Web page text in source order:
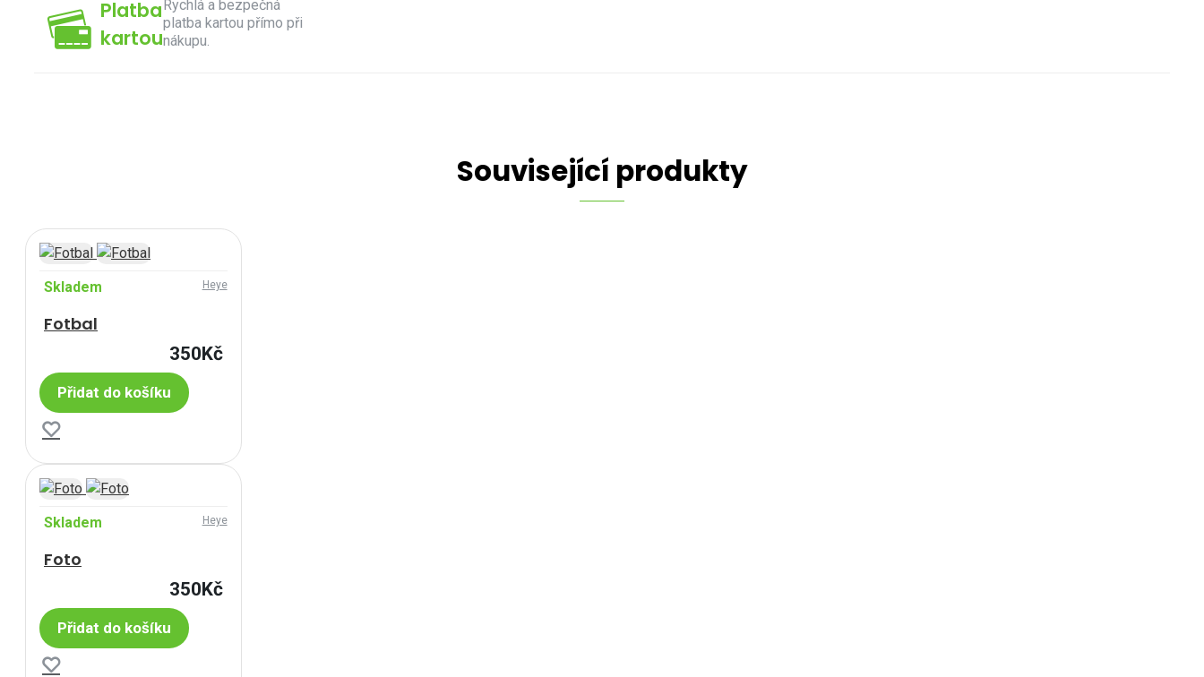
Platba
kartou
Rychlá a bezpečná
platba kartou přímo při
nákupu.
Související produkty
Skladem Heye
Fotbal
350Kč
Přidat do košíku
Skladem Heye
Foto
350Kč
Přidat do košíku